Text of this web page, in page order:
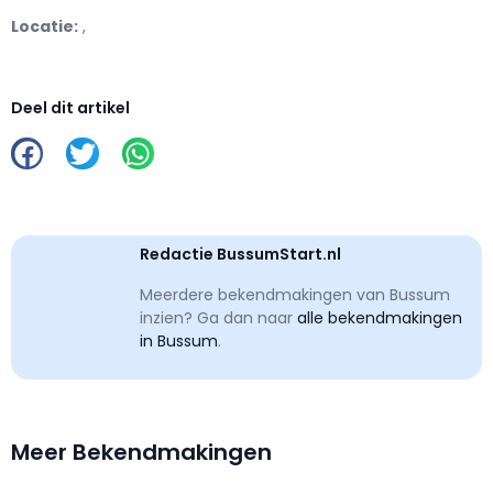
Locatie: ,
Deel dit artikel
Redactie BussumStart.nl
Meerdere bekendmakingen van Bussum
inzien? Ga dan naar alle bekendmakingen
in Bussum.
Meer Bekendmakingen